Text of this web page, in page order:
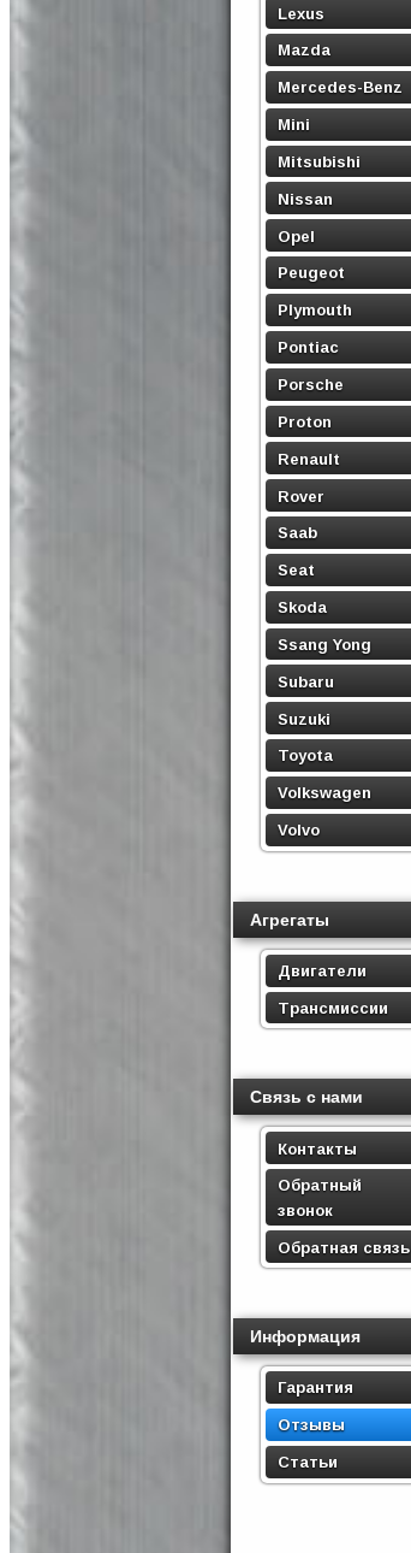
Lexus
Mazda
Mercedes-Benz
Mini
Mitsubishi
Nissan
Opel
Peugeot
Plymouth
Pontiac
Porsche
Proton
Renault
Rover
Saab
Seat
Skoda
Ssang Yong
Subaru
Suzuki
Toyota
Volkswagen
Volvo
Агрегаты
Двигатели
Трансмиссии
Связь с нами
Контакты
Обратный
звонок
Обратная связь
Информация
Гарантия
Отзывы
Статьи